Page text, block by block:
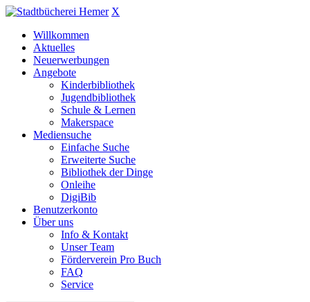
X
Willkommen
Aktuelles
Neuerwerbungen
Angebote
Kinderbibliothek
Jugendbibliothek
Schule & Lernen
Makerspace
Mediensuche
Einfache Suche
Erweiterte Suche
Bibliothek der Dinge
Onleihe
DigiBib
Benutzerkonto
Über uns
Info & Kontakt
Unser Team
Förderverein Pro Buch
FAQ
Service